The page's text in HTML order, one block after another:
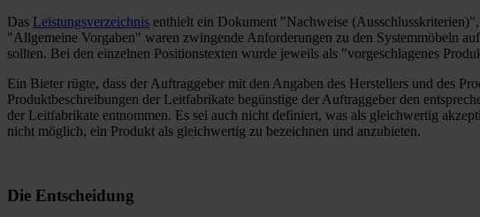
Das Leistungsverzeichnis enthielt ein Dokument "Nachweise
"Allgemeine Vorgaben" waren zwingende Anforderungen zu den Systemmöbeln
sollten. Bei den einzelnen Positionstexten wurde jeweils als "vorgeschlagenes
Ein Bieter rügte, dass der Auftraggeber mit den Angaben des Herstellers und des
Produktbeschreibungen der Leitfabrikate begünstige der Auftraggeber den
der Leitfabrikate entnommen. Es sei auch nicht definiert, was als gleichwertig
nicht möglich, ein Produkt als gleichwertig zu bezeichnen und anzubieten.
Die Entscheidung